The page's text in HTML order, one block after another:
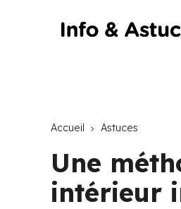
Accueil Astuces
Une
intérieur